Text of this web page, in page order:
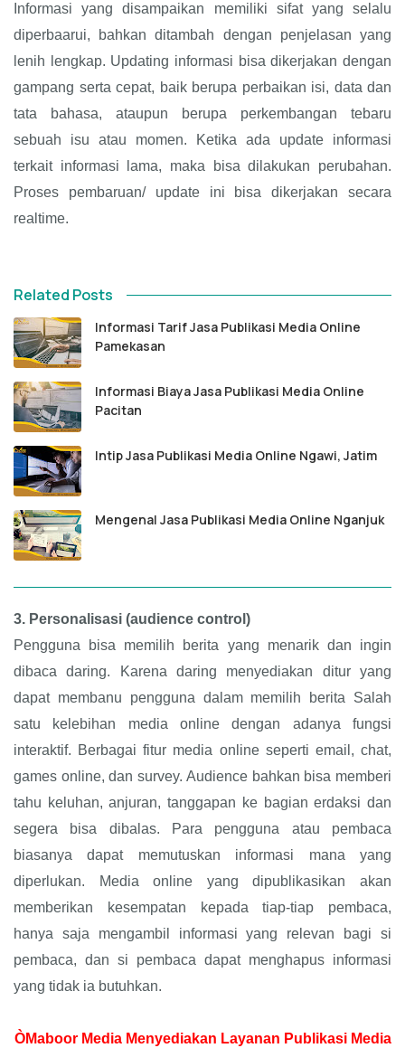
Informasi yang disampaikan memiliki sifat yang selalu
diperbaarui, bahkan ditambah dengan penjelasan yang
lenih lengkap. Updating informasi bisa dikerjakan dengan
gampang serta cepat, baik berupa perbaikan isi, data dan
tata bahasa, ataupun berupa perkembangan tebaru
sebuah isu atau momen. Ketika ada update informasi
terkait informasi lama, maka bisa dilakukan perubahan.
Proses pembaruan/ update ini bisa dikerjakan secara
realtime.
Related Posts
Informasi Tarif Jasa Publikasi Media Online
Pamekasan
Informasi Biaya Jasa Publikasi Media Online
Pacitan
Intip Jasa Publikasi Media Online Ngawi, Jatim
Mengenal Jasa Publikasi Media Online Nganjuk
3. Personalisasi (audience control)
Pengguna bisa memilih berita yang menarik dan ingin
dibaca daring. Karena daring menyediakan ditur yang
dapat membanu pengguna dalam memilih berita Salah
satu kelebihan media online dengan adanya fungsi
interaktif. Berbagai fitur media online seperti email, chat,
games online, dan survey. Audience bahkan bisa memberi
tahu keluhan, anjuran, tanggapan ke bagian erdaksi dan
segera bisa dibalas. Para pengguna atau pembaca
biasanya dapat memutuskan informasi mana yang
diperlukan. Media online yang dipublikasikan akan
memberikan kesempatan kepada tiap-tiap pembaca,
hanya saja mengambil informasi yang relevan bagi si
pembaca, dan si pembaca dapat menghapus informasi
yang tidak ia butuhkan.
ÒMaboor Media Menyediakan Layanan Publikasi Media